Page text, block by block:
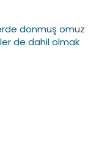
donmuş omuz
de dahil olmak